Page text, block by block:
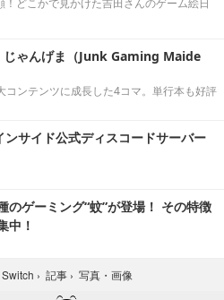
！どこかで見かけた吉田さんのゲーム絵日
じゃんげま（Junk Gaming Maide
ンテンツに成長した4コマ。単行本も好評
サイド公式ディスコードサーバー
のゲーミング“蚊”が登場！ その特徴
中！
› 記事 › 写真・画像